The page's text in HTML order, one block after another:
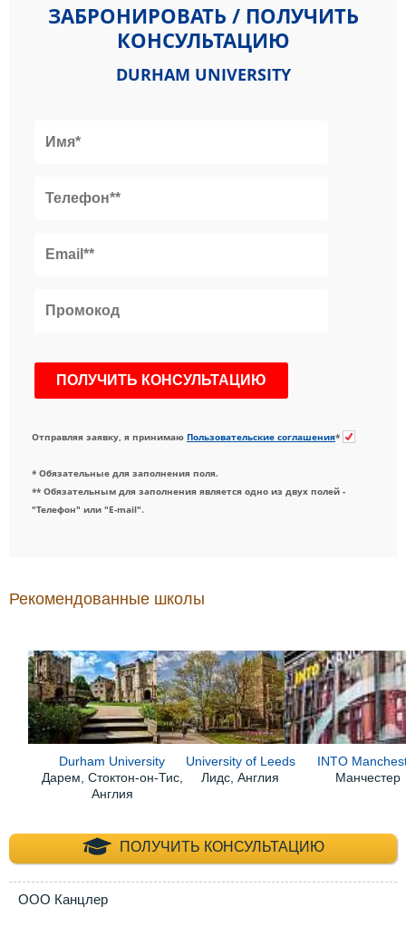
ЗАБРОНИРОВАТЬ / ПОЛУЧИТЬ
КОНСУЛЬТАЦИЮ
DURHAM UNIVERSITY
Отправляя заявку, я принимаю Пользовательские соглашения*
* Обязательные для заполнения поля.
** Обязательным для заполнения является одно из двух полей -
"Телефон" или "E-mail".
Рекомендованные школы
Durham University
Дарем, Стоктон-он-Тис,
Англия
University of Leeds
Лидс, Англия
INTO
Манчестер
ПОЛУЧИТЬ КОНСУЛЬТАЦИЮ
+7 (495) 660-35-
ООО Канцлер